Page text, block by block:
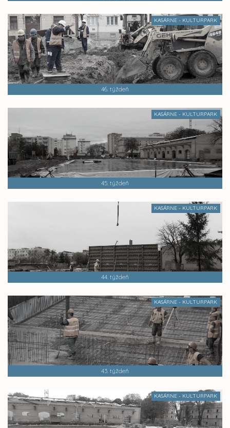
KASÁRNE - KULTURPARK
46. týždeň
KASÁRNE - KULTURPARK
45. týždeň
KASÁRNE - KULTURPARK
44. týždeň
KASÁRNE - KULTURPARK
43. týždeň
KASÁRNE - KULTURPARK